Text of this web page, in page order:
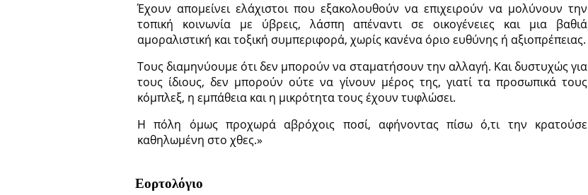
Έχουν απομείνει ελάχιστοι που εξακολουθούν να επιχειρούν να μολύνουν την
τοπική κοινωνία με ύβρεις, λάσπη απέναντι σε οικογένειες και μια βαθιά
αμοραλιστική και τοξική συμπεριφορά, χωρίς κανένα όριο ευθύνης ή αξιοπρέπειας.
Τους διαμηνύουμε ότι δεν μπορούν να σταματήσουν την αλλαγή. Και δυστυχώς για
τους ίδιους, δεν μπορούν ούτε να γίνουν μέρος της, γιατί τα προσωπικά τους
κόμπλεξ, η εμπάθεια και η μικρότητα τους έχουν τυφλώσει.
Η πόλη όμως προχωρά αβρόχοις ποσί, αφήνοντας πίσω ό,τι την κρατούσε
καθηλωμένη στο χθες.»
Εορτολόγιο